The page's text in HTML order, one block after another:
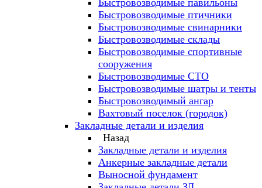
Быстровозводимые павильоны
Быстровозводимые птичники
Быстровозводимые свинарники
Быстровозводимые склады
Быстровозводимые спортивные
сооружения
Быстровозводимые СТО
Быстровозводимые шатры и тенты
Быстровозводимый ангар
Вахтовый поселок (городок)
Закладные детали и изделия
Назад
Закладные детали и изделия
Анкерные закладные детали
Выносной фундамент